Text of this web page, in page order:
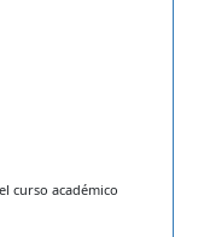
curso académico